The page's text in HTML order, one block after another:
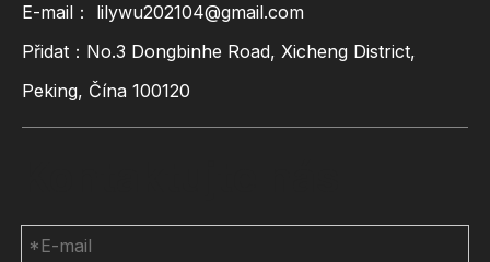
E-mail： lilywu202104@gmail.com
Přidat：No.3 Dongbinhe Road, Xicheng District,
Peking, Čína 100120